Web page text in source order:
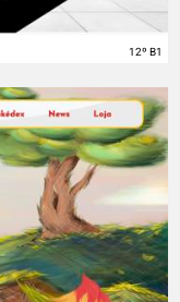
12º B1